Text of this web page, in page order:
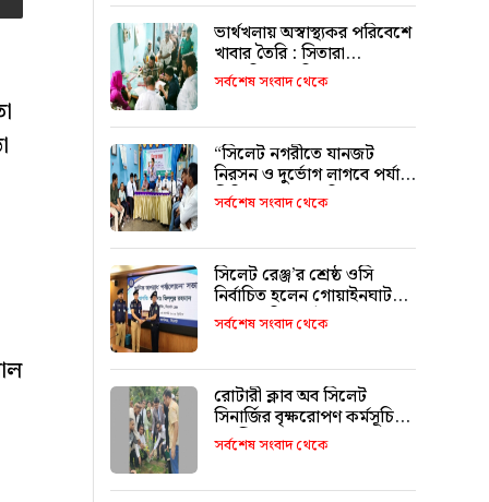
ভার্থখলায় অস্বাস্থ্যকর পরিবেশে
খাবার তৈরি : সিতারা
বেকারিকে জরিমানা
সর্বশেষ সংবাদ থেকে
“সিলেট নগরীতে যানজট
নিরসন ও দুর্ভোগ লাগবে পর্যাপ্ত
সিটি বাস চালুর দাবি”
সর্বশেষ সংবাদ থেকে
সিলেট রেঞ্জ’র শ্রেষ্ঠ ওসি
নির্বাচিত হলেন গোয়াইনঘাট
থানার অফিসার ইনচার্জ ওমর
ফারুক মোড়ল
সর্বশেষ সংবাদ থেকে
রোটারী ক্লাব অব সিলেট
সিনার্জির বৃক্ষরোপণ কর্মসূচি
অনুষ্ঠিত
সর্বশেষ সংবাদ থেকে